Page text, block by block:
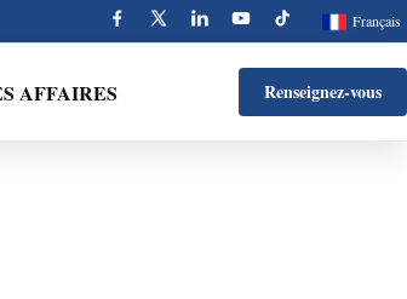
Français
AFFAIRES Renseignez-vous